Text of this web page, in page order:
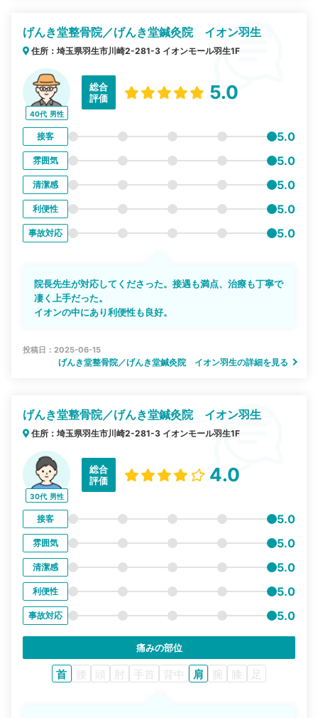
げんき堂整骨院／げんき堂鍼灸院 イオン羽生
住所：埼玉県羽生市川崎2-281-3 イオンモール羽生1F
40代 男性
総合
評価
5.0
接客 5.0
雰囲気 5.0
清潔感 5.0
利便性 5.0
事故対応 5.0
院長先生が対応してくださった。接遇も満点、治療も丁寧で
凄く上手だった。
イオンの中にあり利便性も良好。
投稿日：2025-06-15
げんき堂整骨院／げんき堂鍼灸院 イオン羽生の詳細を見る
げんき堂整骨院／げんき堂鍼灸院 イオン羽生
住所：埼玉県羽生市川崎2-281-3 イオンモール羽生1F
30代 男性
総合
評価
4.0
接客 5.0
雰囲気 5.0
清潔感 5.0
利便性 5.0
事故対応 5.0
痛みの部位
首 腰 頭 肘 手首 背中 肩 腕 膝 足